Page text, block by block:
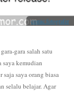
comic fotografer
gara salah satu
saya kemudian
saya orang biasa
selalu belajar. Agar